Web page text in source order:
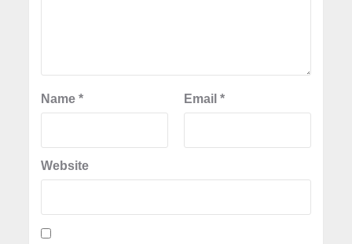
Name* Email *
Website